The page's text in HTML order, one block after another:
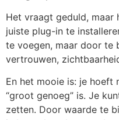
Het vraagt geduld, maar
juiste plug-in te
te voegen, maar door te
vertrouwen,
En het mooie is: je
“groot genoeg” is. Je
zetten. Door waarde te